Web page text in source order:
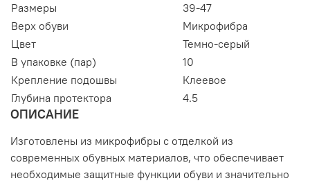
Размеры
39-47
Верх обуви
Микрофибра
Цвет
Темно-серый
В упаковке (пар)
10
Крепление подошвы
Клеевое
Глубина протектора
4.5
ОПИСАНИЕ
Изготовлены из микрофибры с отделкой из
современных обувных материалов, что обеспечивает
необходимые защитные функции обуви и значительно